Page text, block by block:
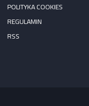
POLITYKA COOKIES
REGULAMIN
RSS